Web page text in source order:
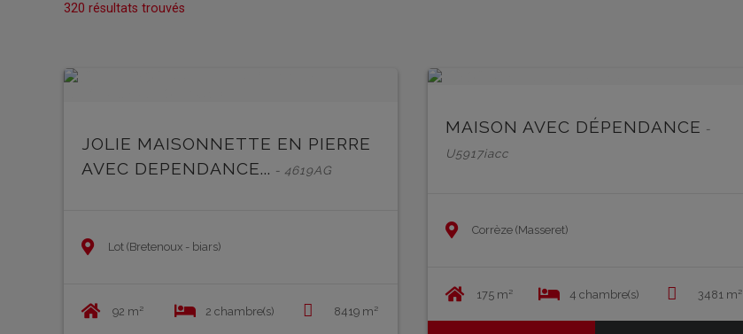
320 résultats trouvés
EN SAVOIR PLUS
JOLIE MAISONNETTE EN PIERRE
AVEC DEPENDANCE... - 4619AG
Lot (Bretenoux - biars)
92 m² 2 chambre(s) 8419 m²
MAISON AVEC DÉPENDANCE -
U5917iacc
Corrèze (Masseret)
175 m² 4 chambre(s) 3481 m²